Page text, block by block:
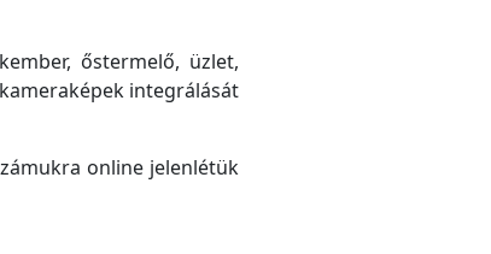
őstermelő, üzlet,
integrálását
online jelenlétük